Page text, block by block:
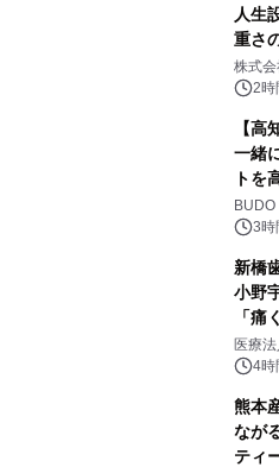
人生
重さ
株式
2時
【高
一緒
トを
BUDO
3時
新橋
小野
「痛
療計
医療
4時
熊本
なが
ティ